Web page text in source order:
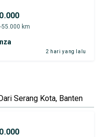
55.000 km
2 hari yang lalu
Serang Kota, Banten